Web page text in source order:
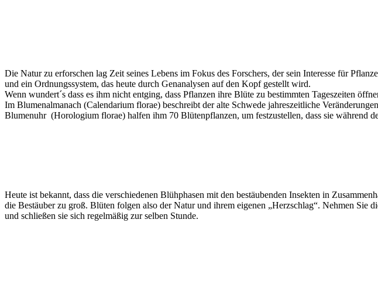
Die Natur zu erforschen lag Zeit seines Lebens im Fokus des Forschers, der sein Interesse für
und ein Ordnungssystem, das heute durch Genanalysen auf den Kopf gestellt wird.
Wenn wundert´s dass es ihm nicht entging, dass Pflanzen ihre Blüte zu bestimmten Tageszeiten
Im Blumenalmanach (Calendarium florae) beschreibt der alte Schwede jahreszeitliche
Blumenuhr (Horologium florae) halfen ihm 70 Blütenpflanzen, um festzustellen, dass sie während
Heute ist bekannt, dass die verschiedenen Blühphasen mit den bestäubenden Insekten in
die Bestäuber zu groß. Blüten folgen also der Natur und ihrem eigenen „Herzschlag“. Nehmen
und schließen sie sich regelmäßig zur selben Stunde.